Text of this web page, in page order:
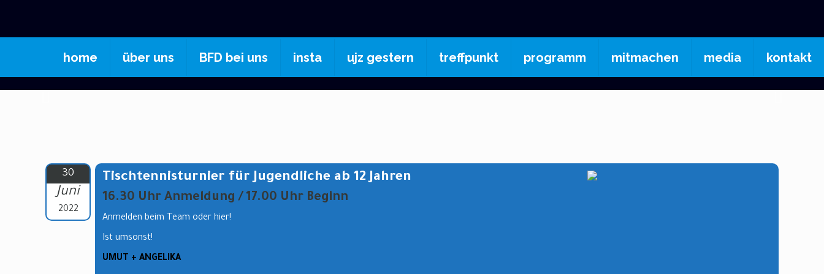
home über uns BFD bei uns insta ujz gestern treffpunkt programm mitmachen media kontakt
30
Juni
2022
Tischtennisturnier für Jugendliche ab 12 Jahren
16.30 Uhr Anmeldung / 17.00 Uhr Beginn
Anmelden beim Team oder hier!
Ist umsonst!
UMUT + ANGELIKA